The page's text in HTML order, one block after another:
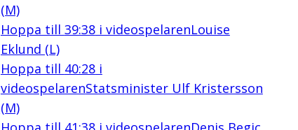
(M)
Hoppa till 39:38i videospelarenLouise
Eklund (L)
Hoppa till 40:28i
videospelarenStatsminister Ulf Kristersson
(M)